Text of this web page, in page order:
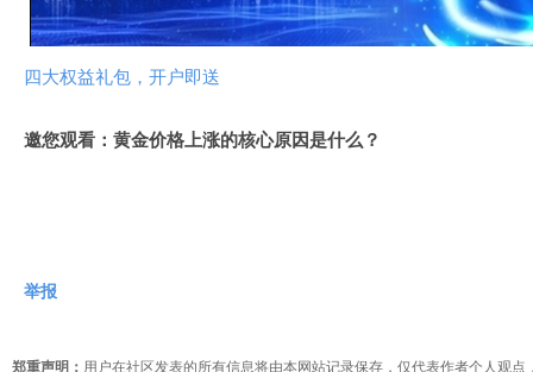
频
四大权益礼包，开户即送
邀您观看：黄金价格上涨的核心原因是什么？
举报
郑重声明： 用户在社区发表的所有信息将由本网站记录保存，仅代表作者个人观